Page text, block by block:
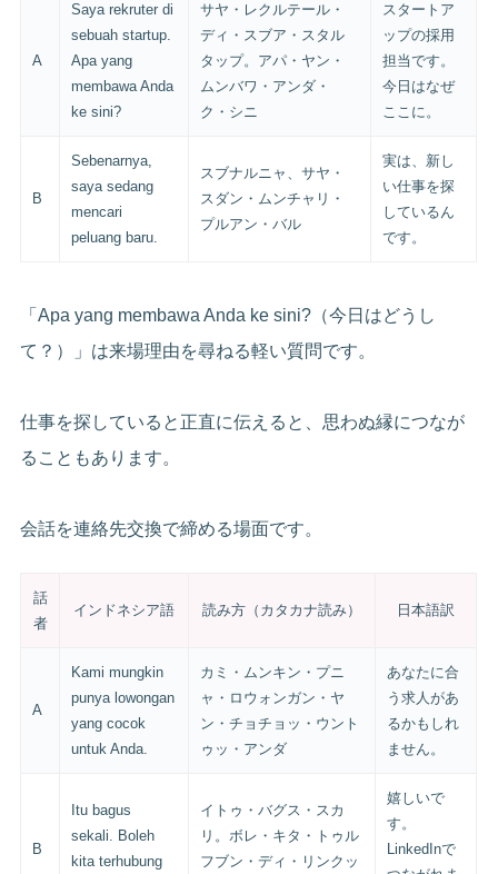
A
Saya rekruter di
sebuah startup.
Apa yang
membawa Anda
ke sini?
サヤ・レクルテール・
ディ・スブア・スタル
タップ。アパ・ヤン・
ムンバワ・アンダ・
ク・シニ
スタートア
ップの採用
担当です。
今日はなぜ
ここに。
B
Sebenarnya,
saya sedang
mencari
peluang baru.
スブナルニャ、サヤ・
スダン・ムンチャリ・
プルアン・バル
実は、新し
い仕事を探
しているん
です。
「Apa yang membawa Anda ke sini?（今日はどうし
て？）」は来場理由を尋ねる軽い質問です。
仕事を探していると正直に伝えると、思わぬ縁につなが
ることもあります。
会話を連絡先交換で締める場面です。
話
者
インドネシア語 読み方（カタカナ読み） 日本語訳
A
Kami mungkin
punya lowongan
yang cocok
untuk Anda.
カミ・ムンキン・プニ
ャ・ロウォンガン・ヤ
ン・チョチョッ・ウント
ゥッ・アンダ
あなたに合
う求人があ
るかもしれ
ません。
B
Itu bagus
sekali. Boleh
kita terhubung
イトゥ・バグス・スカ
リ。ボレ・キタ・トゥル
フブン・ディ・リンクッ
嬉しいで
す。
LinkedInで